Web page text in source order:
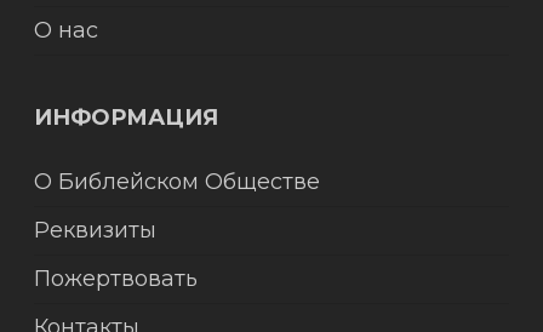
О нас
ИНФОРМАЦИЯ
О Библейском Обществе
Реквизиты
Пожертвовать